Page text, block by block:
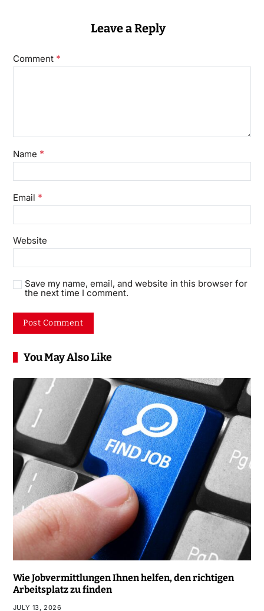
Leave a Reply
Comment *
Name *
Email *
Website
Save my name, email, and website in this browser for
the next time I comment.
You May Also Like
Wie Jobvermittlungen Ihnen helfen, den richtigen
Arbeitsplatz zu finden
JULY 13, 2026